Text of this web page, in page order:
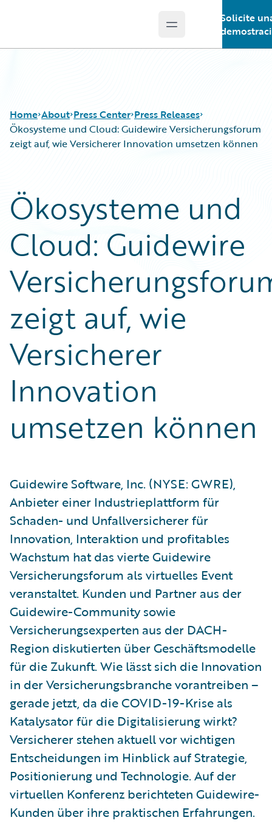
Open main menu
Solicite
Home About Press Center Press Releases
Ökosysteme und Cloud: Guidewire Versicherungsforum
zeigt auf, wie Versicherer Innovation umsetzen können
Ökosysteme und
Cloud: Guidewire
zeigt auf, wie
Versicherer
Innovation
umsetzen können
Guidewire Software, Inc. (NYSE: GWRE),
Anbieter einer Industrieplattform für
Schaden- und Unfallversicherer für
Innovation, Interaktion und profitables
Wachstum hat das vierte Guidewire
Versicherungsforum als virtuelles Event
veranstaltet. Kunden und Partner aus der
Guidewire-Community sowie
Versicherungsexperten aus der DACH-
Region diskutierten über Geschäftsmodelle
für die Zukunft. Wie lässt sich die Innovation
in der Versicherungsbranche vorantreiben –
gerade jetzt, da die COVID-19-Krise als
Katalysator für die Digitalisierung wirkt?
Versicherer stehen aktuell vor wichtigen
Entscheidungen im Hinblick auf Strategie,
Positionierung und Technologie. Auf der
virtuellen Konferenz berichteten Guidewire-
Kunden über ihre praktischen Erfahrungen.